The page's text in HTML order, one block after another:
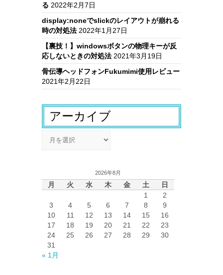
る 2022年2月7日
display:noneでslickのレイアウトが崩れる
時の対処法 2022年1月27日
【裏技！】windowsボタンの物理キーが反
応しないときの対処法 2021年3月19日
骨伝導ヘッドフォンFukumimi使用レビュー
2021年2月22日
アーカイブ
2026年8月
月 火 水 木 金 土
日
1
2
3
4 5 6 7 8
9
10
11 12 13 14 15
16
17
18 19 20 21 22
23
24
25 26 27 28 29
30
31
« 1月